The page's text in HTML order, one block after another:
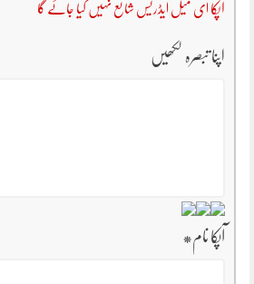
آپکا ای میل ایڈریس شائع نہیں کیا جائے گا
اپنا تبصرہ لکھیں
آپکا نام*